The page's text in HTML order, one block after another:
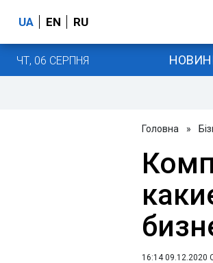
UA EN RU
ЧТ, 06 СЕРПНЯ
Головна »
16:14 09.12.2020